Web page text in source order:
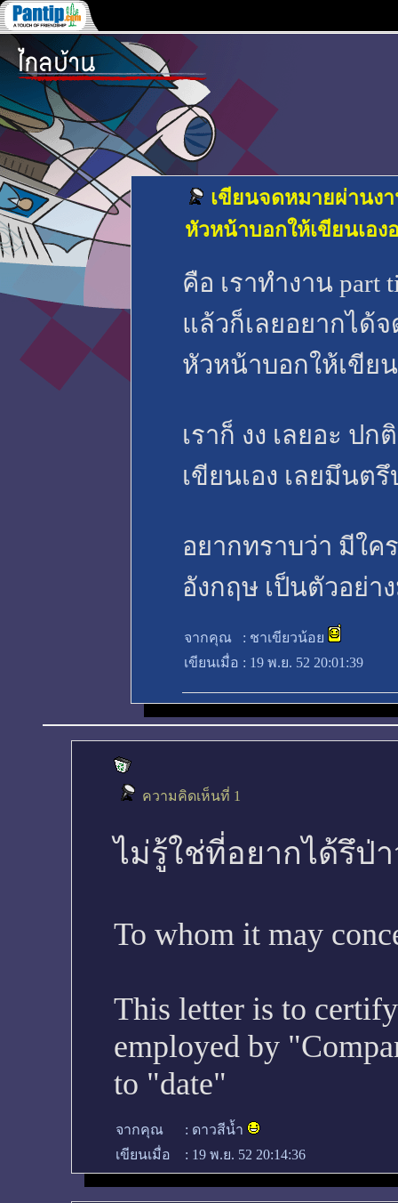
เขียนจดหมายผ่านง
หัวหน้าบอกให้เขียนเอง
คือ เราทำงาน
แล้วก็เลยอยากได้
หัวหน้าบอกให้เขีย
เราก็ งง เลยอะ ป
เขียนเอง เลยมึนตรึ
อยากทราบว่า มีใ
อังกฤษ เป็นตัวอย่า
จากคุณ : ชาเขียวน้อย
เขียนเมื่อ : 19 พ.ย. 52 20:01:39
ความคิดเห็นที่ 1
ไม่รู้ใช่ที่อยากได้รึป่
To whom it may
This letter is to
employed by
to "date"
จากคุณ : ดาวสีน้ำ
เขียนเมื่อ
: 19 พ.ย. 52 20:14:36